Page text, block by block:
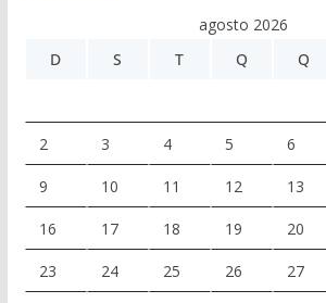
agosto 2026
D
S T Q Q
2 3 4 5 6
9 10 11 12 13
16 17 18 19 20
23 24 25 26 27